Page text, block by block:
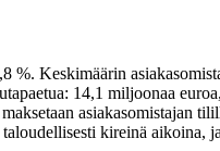
Keskimäärin
14,1 miljoonaa
asiakasomistajan
kireinä aikoina,